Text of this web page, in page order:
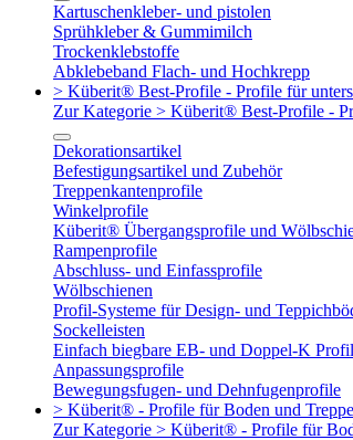
Kartuschenkleber- und pistolen
Sprühkleber & Gummimilch
Trockenklebstoffe
Abklebeband Flach- und Hochkrepp
> Küberit® Best-Profile - Profile für
Zur Kategorie > Küberit® Best-Profile -
Dekorationsartikel
Befestigungsartikel und Zubehör
Treppenkantenprofile
Winkelprofile
Küberit® Übergangsprofile und
Rampenprofile
Abschluss- und Einfassprofile
Wölbschienen
Profil-Systeme für Design- und
Sockelleisten
Einfach biegbare EB- und Doppel-K
Anpassungsprofile
Bewegungsfugen- und Dehnfugenprofile
> Küberit® - Profile für Boden und Treppe
Zur Kategorie > Küberit® - Profile für